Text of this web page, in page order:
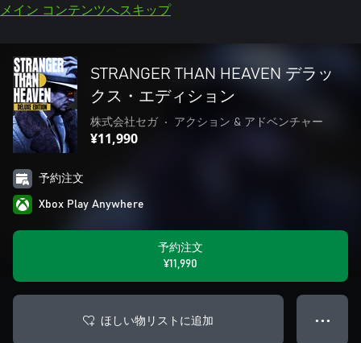
メイン コンテンツへスキップ
STRANGER THAN HEAVEN デラッ
クス・エディション
株式会社セガ • アクション & アドベンチャー
¥11,990
予約注文
Xbox Play Anywhere
予約注文
¥11,990
ほしい物リストに追加 ● ● ●